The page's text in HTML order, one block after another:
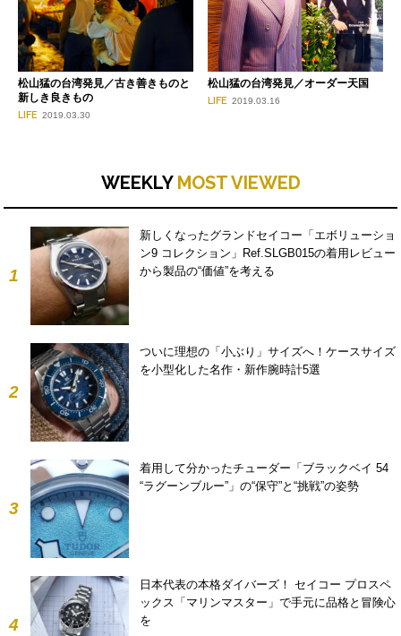
松山猛の台湾発見／古き善きものと
新しき良きもの
LIFE 2019.03.30
松山猛の台湾発見／オーダー天国
LIFE 2019.03.16
WEEKLY MOST VIEWED
1
新しくなったグランドセイコー「エボリューショ
ン9 コレクション」Ref.SLGB015の着用レビュー
から製品の“価値”を考える
2
ついに理想の「小ぶり」サイズへ！ケースサイズ
を小型化した名作・新作腕時計5選
3
着用して分かったチューダー「ブラックベイ 54
“ラグーンブルー”」の“保守”と“挑戦”の姿勢
4
日本代表の本格ダイバーズ！ セイコー プロスペ
ックス「マリンマスター」で手元に品格と冒険心
を